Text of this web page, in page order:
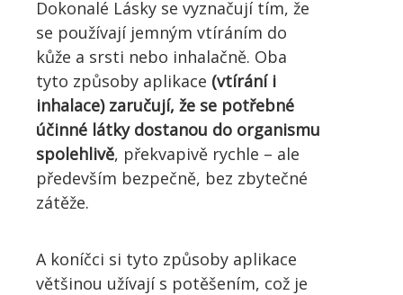
Dokonalé Lásky se vyznačují tím, že
se používají jemným vtíráním do
kůže a srsti nebo inhalačně. Oba
tyto způsoby aplikace (vtírání i
inhalace) zaručují, že se potřebné
účinné látky dostanou do organismu
spolehlivě, překvapivě rychle – ale
především bezpečně, bez zbytečné
zátěže.
A koníčci si tyto způsoby aplikace
většinou užívají s potěšením, což je